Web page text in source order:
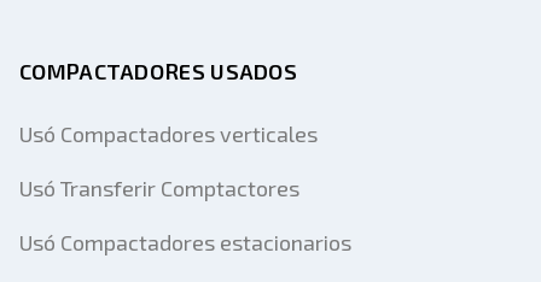
COMPACTADORES USADOS
Usó Compactadores verticales
Usó Transferir Comptactores
Usó Compactadores estacionarios